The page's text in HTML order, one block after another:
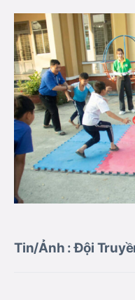
Tin/Ảnh : Đội